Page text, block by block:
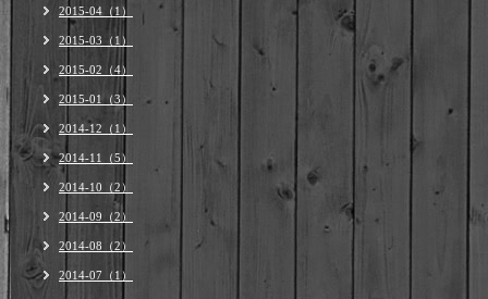
2015-04（1）
2015-03（1）
2015-02（4）
2015-01（3）
2014-12（1）
2014-11（5）
2014-10（2）
2014-09（2）
2014-08（2）
2014-07（1）